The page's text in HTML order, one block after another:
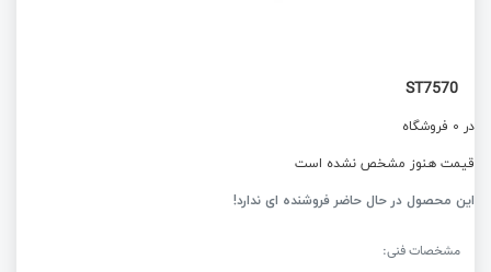
ST7570
در 0 فروشگاه
قیمت هنوز مشخص نشده است
این محصول در حال حاضر فروشنده ای ندارد!
مشخصات فنی: